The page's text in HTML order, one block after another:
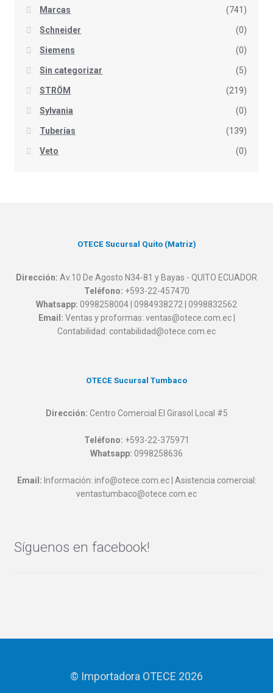
Marcas (741)
Schneider (0)
Siemens (0)
Sin categorizar (5)
STRÖM (219)
Sylvania (0)
Tuberías (139)
Veto (0)
OTECE Sucursal Quito (Matriz)
Dirección: Av.10 De Agosto N34-81 y Bayas - QUITO ECUADOR
Teléfono: +593-22-457470
Whatsapp: 0998258004 | 0984938272 | 0998832562
Email: Ventas y proformas: ventas@otece.com.ec |
Contabilidad: contabilidad@otece.com.ec
OTECE Sucursal Tumbaco
Dirección: Centro Comercial El Girasol Local #5
Teléfono: +593-22-375971
Whatsapp: 0998258636
Email: Información: info@otece.com.ec | Asistencia comercial:
ventastumbaco@otece.com.ec
Síguenos en facebook!
© Importadora OTECE 2026